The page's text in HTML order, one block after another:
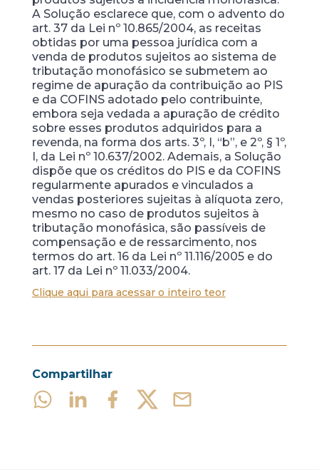
A Solução esclarece que, com o advento do
art. 37 da Lei nº 10.865/2004, as receitas
obtidas por uma pessoa jurídica com a
venda de produtos sujeitos ao sistema de
tributação monofásico se submetem ao
regime de apuração da contribuição ao PIS
e da COFINS adotado pelo contribuinte,
embora seja vedada a apuração de crédito
sobre esses produtos adquiridos para a
revenda, na forma dos arts. 3º, I, “b”, e 2º, § 1º,
I, da Lei nº 10.637/2002. Ademais, a Solução
dispõe que os créditos do PIS e da COFINS
regularmente apurados e vinculados a
vendas posteriores sujeitas à alíquota zero,
mesmo no caso de produtos sujeitos à
tributação monofásica, são passíveis de
compensação e de ressarcimento, nos
termos do art. 16 da Lei nº 11.116/2005 e do
art. 17 da Lei nº 11.033/2004.
Clique aqui para acessar o inteiro teor
Compartilhar